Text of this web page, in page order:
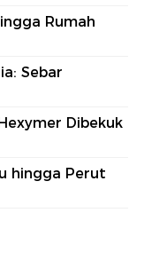
Rumah
Sebar
Dibekuk
hingga Perut